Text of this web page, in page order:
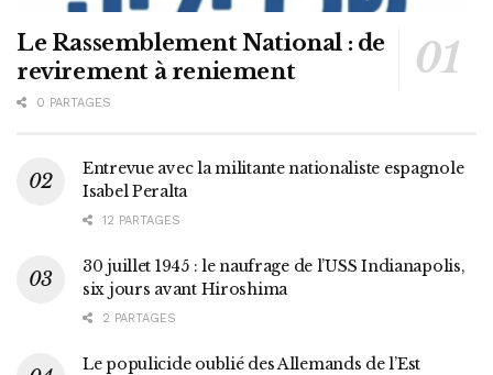
Le Rassemblement National : de
revirement à reniement
0 PARTAGES
Entrevue avec la militante nationaliste espagnole
Isabel Peralta
12 PARTAGES
30 juillet 1945 : le naufrage de l’USS Indianapolis,
six jours avant Hiroshima
2 PARTAGES
Le populicide oublié des Allemands de l’Est